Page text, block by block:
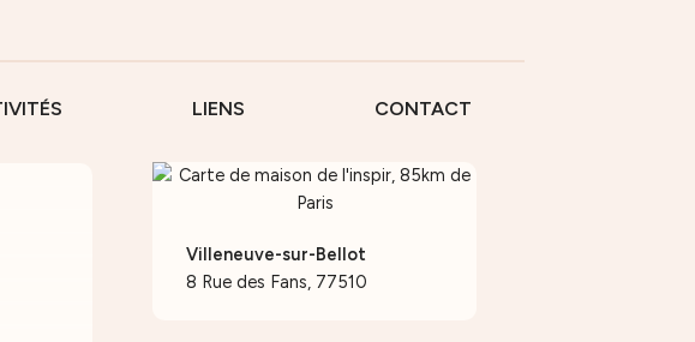
LIENS CONTACT
Villeneuve-sur-Bellot
8 Rue des Fans, 77510